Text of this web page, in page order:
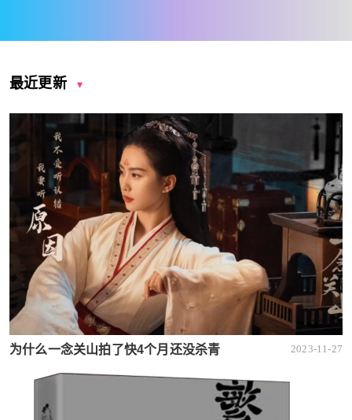
最近更新
为什么一念关山拍了快4个月还没杀青 2023-11-27